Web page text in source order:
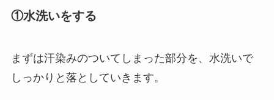
①水洗いをする
まずは汗染みのついてしまった部分を、水洗いで
しっかりと落としていきます。